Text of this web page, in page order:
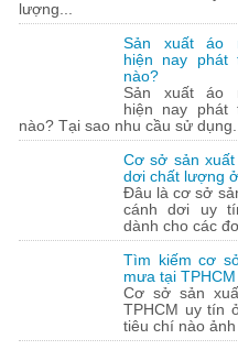
lượng...
Sản xuất áo
hiện nay phát
nào?
Sản xuất áo
hiện nay phát
nào? Tại sao nhu cầu sử dụng...
Cơ sở sản
dơi chất lượng
Đâu là cơ sở
cánh dơi uy
dành cho các
Tìm kiếm cơ
mưa tại
Cơ sở sản
TPHCM uy tín
tiêu chí nào ảnh